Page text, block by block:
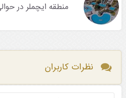
منطقه ایچملر در
نظرات کاربران